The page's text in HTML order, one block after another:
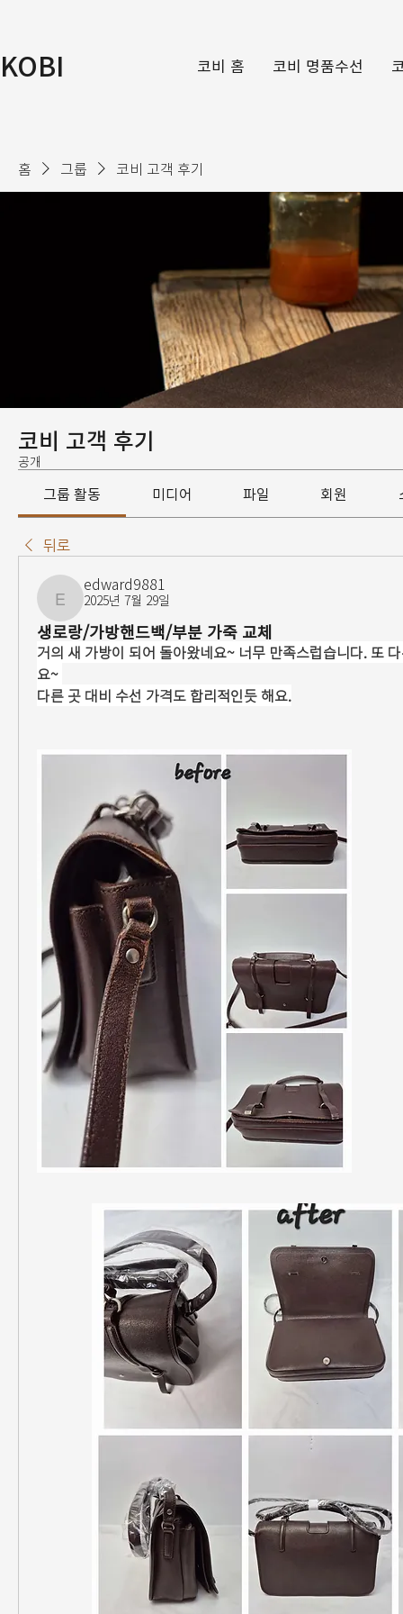
KOBI 코비 홈 코비 명품수선
홈 그룹 코비 고객 후기
코비 고객 후기
공개
그룹 활동 미디어 파일 회원
뒤로
edward9881
edward9881
2025년 7월 29일
생로랑/가방핸드백/부분 가죽 교체
거의 새 가방이 되어 돌아왔네요~ 너무 만족스럽습니다. 또
요~
다른 곳 대비 수선 가격도 합리적인듯 해요.